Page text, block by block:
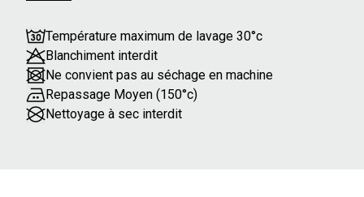
Température maximum de lavage 30°c
Blanchiment interdit
Ne convient pas au séchage en machine
Repassage Moyen (150°c)
Nettoyage à sec interdit